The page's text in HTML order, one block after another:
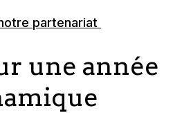
partenariat
une année